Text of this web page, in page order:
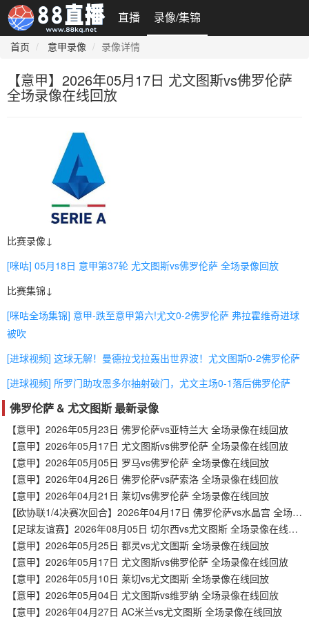
直播 录像/集锦
首页 意甲录像 录像详情
【意甲】2026年05月17日 尤文图斯vs佛罗伦萨
全场录像在线回放
比赛录像↓
[咪咕] 05月18日 意甲第37轮 尤文图斯vs佛罗伦萨 全场录像回放
比赛集锦↓
[咪咕全场集锦] 意甲-跌至意甲第六!尤文0-2佛罗伦萨 弗拉霍维奇进球
被吹
[进球视频] 这球无解！曼德拉戈拉轰出世界波！尤文图斯0-2佛罗伦萨
[进球视频] 所罗门助攻恩多尔抽射破门，尤文主场0-1落后佛罗伦萨
佛罗伦萨 & 尤文图斯 最新录像
【意甲】2026年05月23日 佛罗伦萨vs亚特兰大 全场录像在线回放
【意甲】2026年05月17日 尤文图斯vs佛罗伦萨 全场录像在线回放
【意甲】2026年05月05日 罗马vs佛罗伦萨 全场录像在线回放
【意甲】2026年04月26日 佛罗伦萨vs萨索洛 全场录像在线回放
【意甲】2026年04月21日 莱切vs佛罗伦萨 全场录像在线回放
【欧协联1/4决赛次回合】2026年04月17日 佛罗伦萨vs水晶宫 全场录像在线回放
【足球友谊赛】2026年08月05日 切尔西vs尤文图斯 全场录像在线回放
【意甲】2026年05月25日 都灵vs尤文图斯 全场录像在线回放
【意甲】2026年05月17日 尤文图斯vs佛罗伦萨 全场录像在线回放
【意甲】2026年05月10日 莱切vs尤文图斯 全场录像在线回放
【意甲】2026年05月04日 尤文图斯vs维罗纳 全场录像在线回放
【意甲】2026年04月27日 AC米兰vs尤文图斯 全场录像在线回放